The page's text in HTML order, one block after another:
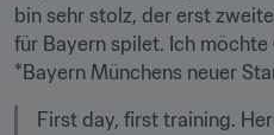
bin sehr stolz, der erst
für Bayern spilet. Ich möchte
*Bayern Münchens neuer